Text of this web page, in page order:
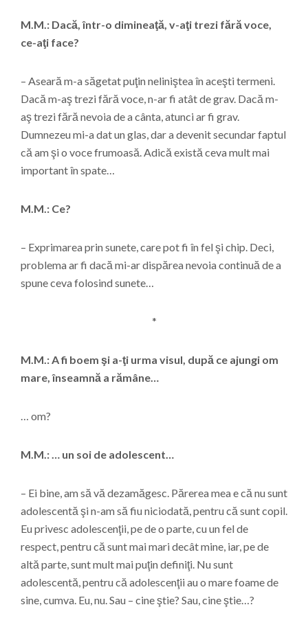
M.M.: Dacă, într-o dimineaţă, v-aţi trezi fără voce,
ce-aţi face?
– Aseară m-a săgetat puţin neliniştea în aceşti termeni.
Dacă m-aş trezi fără voce, n-ar fi atât de grav. Dacă m-
aş trezi fără nevoia de a cânta, atunci ar fi grav.
Dumnezeu mi-a dat un glas, dar a devenit secundar faptul
că am şi o voce frumoasă. Adică există ceva mult mai
important în spate…
M.M.: Ce?
– Exprimarea prin sunete, care pot fi în fel şi chip. Deci,
problema ar fi dacă mi-ar dispărea nevoia continuă de a
spune ceva folosind sunete…
*
M.M.: A fi boem şi a-ţi urma visul, după ce ajungi om
mare, înseamnă a rămâne…
… om?
M.M.: … un soi de adolescent…
– Ei bine, am să vă dezamăgesc. Părerea mea e că nu sunt
adolescentă şi n-am să fiu niciodată, pentru că sunt copil.
Eu privesc adolescenţii, pe de o parte, cu un fel de
respect, pentru că sunt mai mari decât mine, iar, pe de
altă parte, sunt mult mai puţin definiţi. Nu sunt
adolescentă, pentru că adolescenţii au o mare foame de
sine, cumva. Eu, nu. Sau – cine ştie? Sau, cine ştie…?